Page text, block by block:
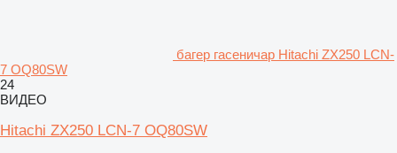
багер гасеничар Hitachi ZX250 LCN-
7 OQ80SW
24
ВИДЕО
Hitachi ZX250 LCN-7 OQ80SW